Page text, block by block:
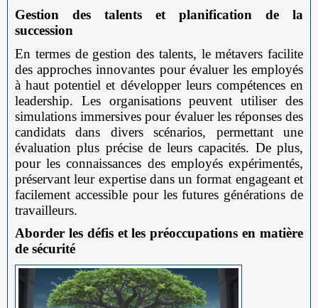
Gestion des talents et planification de la
succession
En termes de gestion des talents, le métavers facilite
des approches innovantes pour évaluer les employés
à haut potentiel et développer leurs compétences en
leadership. Les organisations peuvent utiliser des
simulations immersives pour évaluer les réponses des
candidats dans divers scénarios, permettant une
évaluation plus précise de leurs capacités. De plus,
pour les connaissances des employés expérimentés,
préservant leur expertise dans un format engageant et
facilement accessible pour les futures générations de
travailleurs.
Aborder les défis et les préoccupations en matière
de sécurité